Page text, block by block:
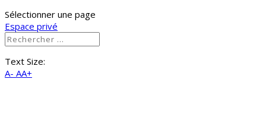
Sélectionner une page
Espace privé
Text Size:
A- AA+